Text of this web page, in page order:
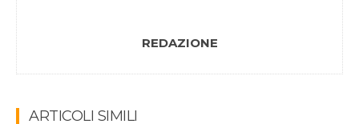
REDAZIONE
ARTICOLI SIMILI